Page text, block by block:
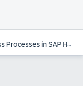
in SAP HCM on S/4HANA | JA